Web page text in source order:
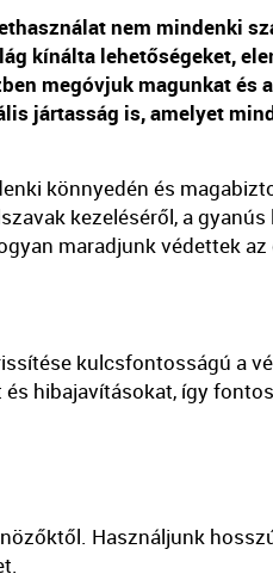
nem mindenki
kínálta lehetőségeket,
megóvjuk magunkat és
jártasság is, amelyet
könnyedén és
kezeléséről, a
maradjunk védettek
kulcsfontosságú a
hibajavításokat, így
Használjunk